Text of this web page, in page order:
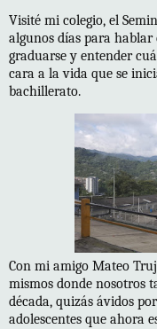
Visité mi colegio, el
algunos días para hablar
graduarse y entender
cara a la vida que se
bachillerato.
Con mi amigo Mateo
mismos donde nosotros
década, quizás ávidos
adolescentes que ahora